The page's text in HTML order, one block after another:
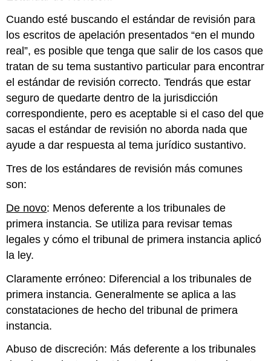
Cuando esté buscando el estándar de revisión para
los escritos de apelación presentados “en el mundo
real”, es posible que tenga que salir de los casos que
tratan de su tema sustantivo particular para encontrar
el estándar de revisión correcto. Tendrás que estar
seguro de quedarte dentro de la jurisdicción
correspondiente, pero es aceptable si el caso del que
sacas el estándar de revisión no aborda nada que
ayude a dar respuesta al tema jurídico sustantivo.
Tres de los estándares de revisión más comunes
son:
De novo: Menos deferente a los tribunales de
primera instancia. Se utiliza para revisar temas
legales y cómo el tribunal de primera instancia aplicó
la ley.
Claramente erróneo: Diferencial a los tribunales de
primera instancia. Generalmente se aplica a las
constataciones de hecho del tribunal de primera
instancia.
Abuso de discreción: Más deferente a los tribunales